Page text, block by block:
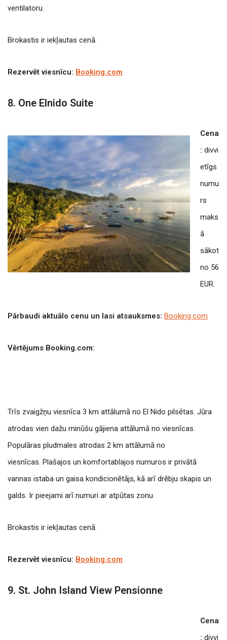
ventilatoru.
Brokastis ir iekļautas cenā.
Rezervēt viesnīcu: Booking.com
8. One Elnido Suite
Cena
: divvi
etīgs
numu
rs
maks
ā
sākot
no 56
EUR.
Pārbaudi aktuālo cenu un lasi atsauksmes: Booking.com
Vērtējums Booking.com:
Trīs zvaigžņu viesnīca 3 km attālumā no El Nido pilsētas. Jūra
atrodas vien dažu minūšu gājiena attālumā no viesnīcas.
Populāras pludmales atrodas 2 km attālumā no
viesnīcas. Plašajos un komfortablajos numuros ir privātā
vannas istaba un gaisa kondicionētājs, kā arī drēbju skapis un
galds. Ir pieejami arī numuri ar atpūtas zonu.
Brokastis ir iekļautas cenā.
Rezervēt viesnīcu: Booking.com
9. St. John Island View Pensionne
Cena
: divvi